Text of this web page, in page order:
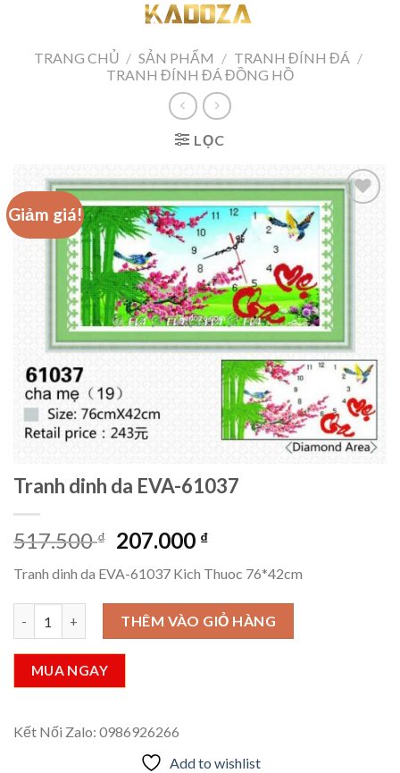
contentTRANG CHỦ / SẢN PHẨM / TRANH ĐÍNH ĐÁ /
TRANH ĐÍNH ĐÁ ĐỒNG HỒ
LỌC
Giảm giá!
Tranh dinh da EVA-61037
517.500₫ Giá
là:
517.500 ₫.
207.000 ₫Giá
tại
là:
207.000 ₫.
Tranh dinh da EVA-61037 Kich Thuoc 76*42cm
Tranh dinh da EVA-61037 số lượng
THÊM VÀO GIỎ HÀNG
MUA NGAY
Kết Nối Zalo: 0986926266
Add to wishlist